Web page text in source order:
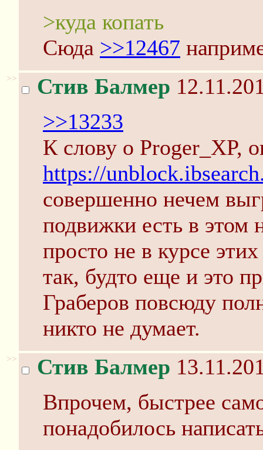
>куда копать
Сюда >>12467
>> Стив Балмер
>>13233
К слову о Proger_XP,
https://
совершенно нечем
подвижки есть в этом
просто не в курсе
так, будто еще и это
Граберов повсюду
никто не думает.
>> Стив Балмер
Впрочем, быстрее
понадобилось